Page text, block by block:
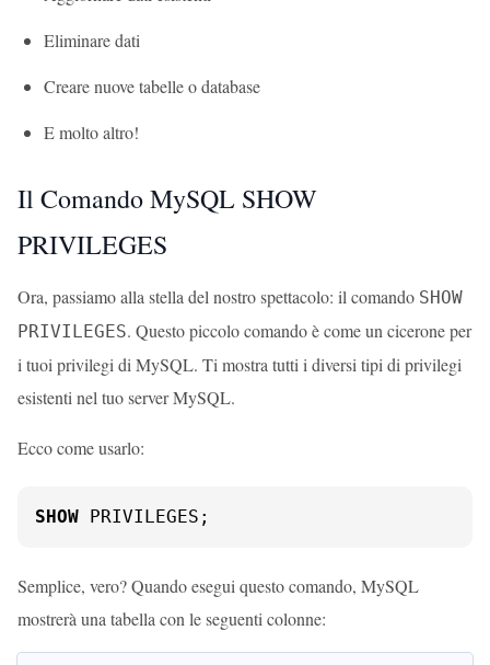
Eliminare dati
Creare nuove tabelle o database
E molto altro!
Il Comando MySQL SHOW
PRIVILEGES
Ora, passiamo alla stella del nostro spettacolo: il comando SHOW
PRIVILEGES. Questo piccolo comando è come un cicerone per
i tuoi privilegi di MySQL. Ti mostra tutti i diversi tipi di privilegi
esistenti nel tuo server MySQL.
Ecco come usarlo:
SHOW PRIVILEGES;
Semplice, vero? Quando esegui questo comando, MySQL
mostrerà una tabella con le seguenti colonne: